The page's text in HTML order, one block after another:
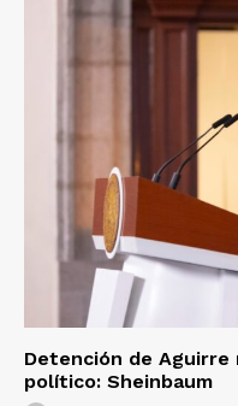
Detención de
político: Sheinbaum